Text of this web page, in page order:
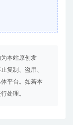
本站原创发
复制、盗用、
平台。如若本
处理。